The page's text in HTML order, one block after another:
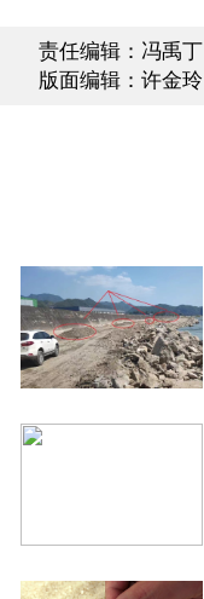
责任编辑：冯禹丁
版面编辑：许金玲